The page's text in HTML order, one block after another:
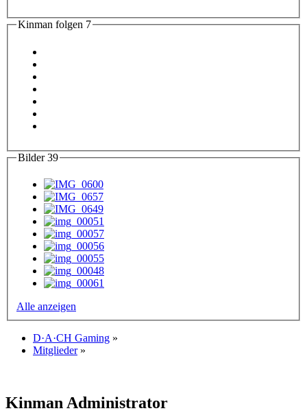
Kinman folgen 7
Bilder39
Alle anzeigen
D·A·CH Gaming »
Mitglieder »
KinmanAdministrator